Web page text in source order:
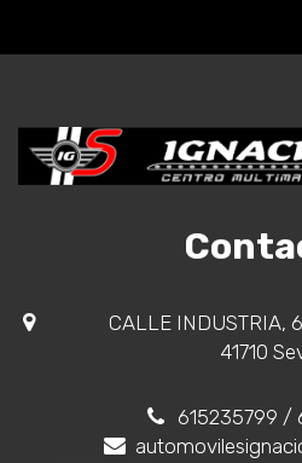
CALLE INDUSTRIA,
41710
615235799 /